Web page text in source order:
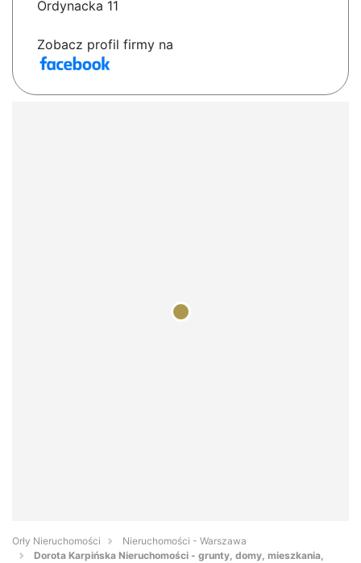
Ordynacka 11
Zobacz profil firmy na
Orły Nieruchomości
Nieruchomości - Warszawa
Dorota Karpińska Nieruchomości - grunty, domy, mieszkania,